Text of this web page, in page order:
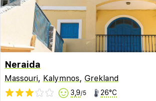
Neraida
Massouri, Kalymnos, Grekland
3,9/5 26°C